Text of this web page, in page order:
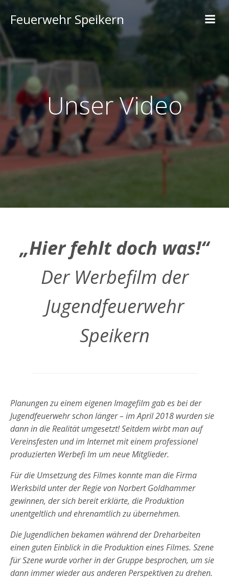
Feuerwehr Speikern
Unser Video
„Hier fehlt doch was!“
Der Werbefilm der
Jugendfeuerwehr
Speikern
Planungen zu einem eigenen Imagefilm gab es beider
Jugendfeuerwehr schon länger – im April 2018 wurden sie
dann in die Realität umgesetzt! Seitdem wirbt man auf
Vereinsfesten und im Internet mit einem professionel
produzierten Werbefi lm um neueMitglieder.
Für die Umsetzung des Filmes konnte man die Firma
Werksbild unter der Regie von Norbert Goldhammer
gewinnen, der sich bereit erklärte, dieProduktion
unentgeltlich und ehrenamtlich zu übernehmen.
Die Jugendlichen bekamen während der Dreharbeiten
einen guten Einblick in die Produktion einesFilmes. Szene
für Szene wurde vorher in der Gruppebesprochen, um sie
dann immer wieder aus anderenPerspektiven zu drehen.